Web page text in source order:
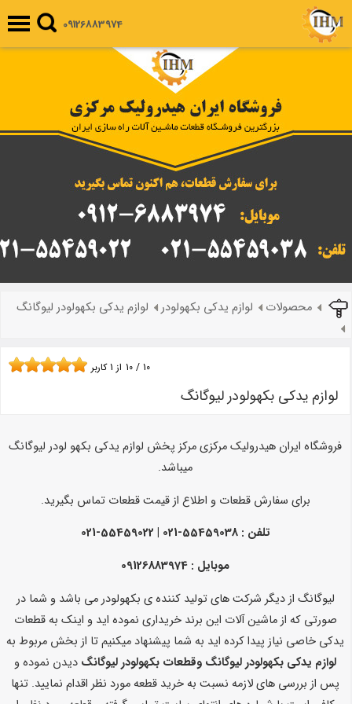
09126883974
محصولات لوازم یدکی بکهولودر لوازم یدکی بکهولودر لیوگانگ
لوازم یدکی بکهولودر لیوگانگ
10 / 10 از 1کاربر
فروشگاه ایران هیدرولیک مرکزی مرکز پخش لوازم یدکی بکهو لودر لیوگانگ
میباشد.
برای سفارش قطعات و اطلاع از قیمت قطعات تماس بگیرید.
تلفن :55459038-021 | 55459022-021
موبایل : 09126883974
لیوگانگ از دیگر شرکت های تولید کننده ی بکهولودر می باشد و شما در
صورتی که از ماشین آلات این برند خریداری نموده اید و اینک به قطعات
یدکی خاصی نیاز پیدا کرده اید به شما پیشنهاد میکنیم تا از بخش مربوط به
لوازم یدکی بکهولودر لیوگانگ وقطعات بکهولودر لیوگانگ دیدن نموده و
پس از بررسی های لازمه نسبت به خرید قطعه مورد نظر اقدام نمایید. تنها